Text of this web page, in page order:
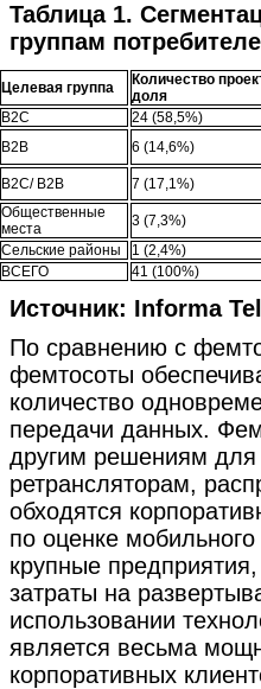
Таблица 1.
группам
Целевая группа
Количество
доля
B2C
24 (58,5%)
B2B
6 (14,6%)
B2C/ B2B
7 (17,1%)
Общественные
места
3 (7,3%)
Сельские районы
1 (2,4%)
ВСЕГО
41 (100%)
Источник: Informa
По сравнению с
фемтосоты
количество
передачи данных.
другим решениям
ретрансляторам,
обходятся
по оценке
крупные
затраты на
использовании
является весьма
корпоративных